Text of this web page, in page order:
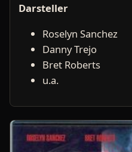
Darsteller
Roselyn Sanchez
Danny Trejo
Bret Roberts
u.a.